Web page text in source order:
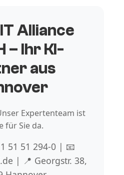
Alliance
– Ihr KI-
aus
Expertenteam ist
für Sie da.
51 51 294-0 | 📧
| 📍 Georgstr. 38,